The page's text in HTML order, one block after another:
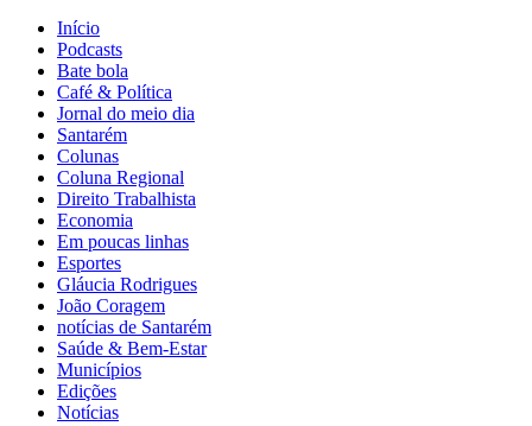
Início
Podcasts
Bate bola
Café & Política
Jornal do meio dia
Santarém
Colunas
Coluna Regional
Direito Trabalhista
Economia
Em poucas linhas
Esportes
Gláucia Rodrigues
João Coragem
notícias de Santarém
Saúde & Bem-Estar
Municípios
Edições
Notícias